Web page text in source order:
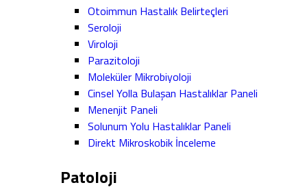
Otoimmun Hastalık Belirteçleri
Seroloji
Viroloji
Parazitoloji
Moleküler Mikrobiyoloji
Cinsel Yolla Bulaşan Hastalıklar Paneli
Menenjit Paneli
Solunum Yolu Hastalıklar Paneli
Direkt Mikroskobik İnceleme
Patoloji